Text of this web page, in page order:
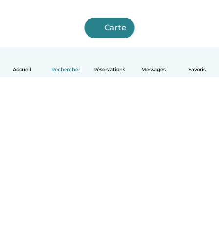
Accueil Rechercher Réservations Messages Favoris
Carte